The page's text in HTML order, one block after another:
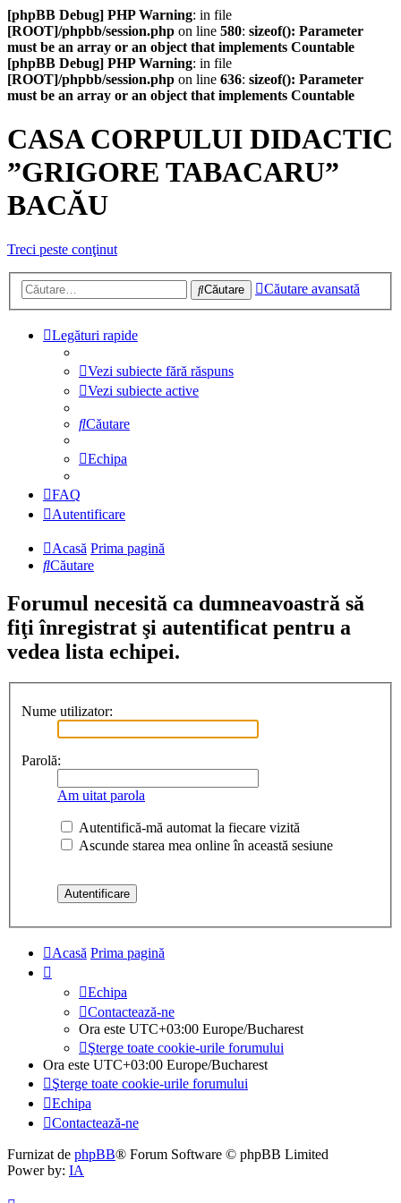
[phpBB Debug] PHP Warning: in file
[ROOT]/phpbb/session.php on line 580: sizeof(): Parameter
must be an array or an object that implements Countable
[phpBB Debug] PHP Warning: in file
[ROOT]/phpbb/session.php on line 636: sizeof(): Parameter
must be an array or an object that implements Countable
CASA CORPULUI DIDACTIC
”GRIGORE TABACARU”
BACĂU
Treci peste conţinut
Căutare Căutare avansată
Legături rapide
Vezi subiecte fără răspuns
Vezi subiecte active
Căutare
Echipa
FAQ
Autentificare
Acasă Prima pagină
Căutare
Forumul necesită ca dumneavoastră să
fiţi înregistrat şi autentificat pentru a
vedea lista echipei.
Nume utilizator:
Parolă:
Am uitat parola
Autentifică-mă automat la fiecare vizită
Ascunde starea mea online în această sesiune
Acasă Prima pagină
Echipa
Contactează-ne
Ora este UTC+03:00 Europe/Bucharest
Şterge toate cookie-urile forumului
Ora este UTC+03:00 Europe/Bucharest
Şterge toate cookie-urile forumului
Echipa
Contactează-ne
Furnizat de phpBB® Forum Software © phpBB Limited
Power by: IA